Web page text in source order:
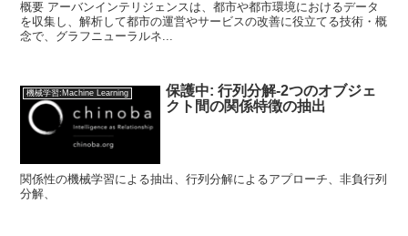
概要 アーバンインテリジェンスは、都市や都市環境におけるデータ
を収集し、解析して都市の運営やサービスの改善に役立てる技術・概
念で、グラフニューラルネ...
機械学習:Machine Learning
保護中: 行列分解-2つのオブジェ
クト間の関係特徴の抽出
関係性の機械学習による抽出、行列分解によるアプローチ、非負行列
分解、